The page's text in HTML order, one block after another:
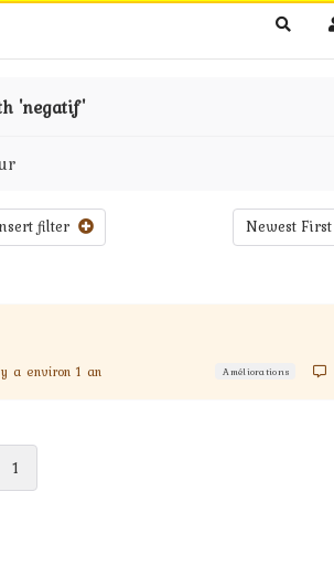
Search
'negatif'
filter Newest First
a environ 1 an Améliorations
1